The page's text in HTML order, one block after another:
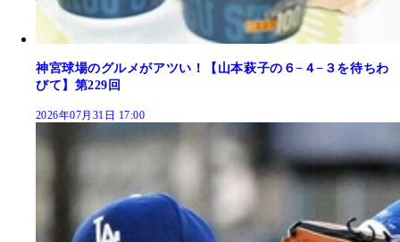
神宮球場のグルメがアツい！【山本萩子の６−４−３を待ちわ
びて】第229回
2026年07月31日 17:00